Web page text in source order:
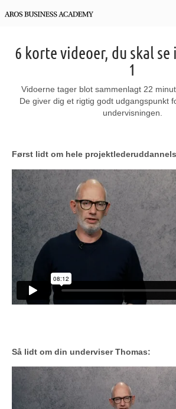
6 korte videoer, du skal
1
Vidoerne tager blot sammenlagt 22
De giver dig et rigtig godt udgangspunkt
undervisningen.
Først lidt om hele
Så lidt om din underviser Thomas: